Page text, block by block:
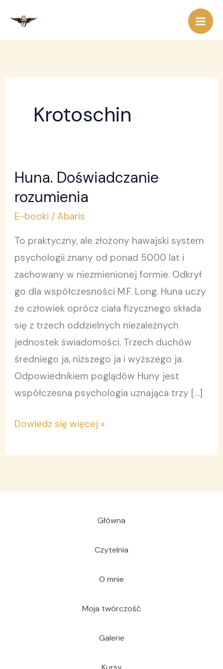
treści
Krotoschin
Huna. Doświadczanie
rozumienia
E-booki /Abaris
To praktyczny, ale złożony hawajski system
psychologii znany od ponad 5000 lat i
zachowany w niezmienionej formie. Odkrył
go dla współczesności M.F. Long. Huna uczy
że człowiek oprócz ciała fizycznego składa
się z trzech oddzielnych niezależnych
jednostek świadomości. Trzech duchów
średniego ja, niższego ja i wyższego ja.
Odpowiednikiem poglądów Huny jest
współczesna psychologia uznająca trzy […]
Huna.
Doświadczanie
rozumienia
Dowiedz się więcej »
Główna
Czytelnia
O mnie
Moja twórczość
Galerie